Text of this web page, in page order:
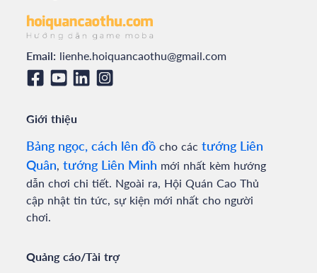
Email: lienhe.hoiquancaothu@gmail.com
Giới thiệu
Bảng ngọc, cách lên đồ cho các tướng Liên
Quân tướng Liên Minh mới nhất kèm hướng
dẫn chơi chi tiết. Ngoài ra, Hội Quán Cao Thủ
cập nhật tin tức, sự kiện mới nhất cho người
chơi.
Quảng cáo/Tài trợ